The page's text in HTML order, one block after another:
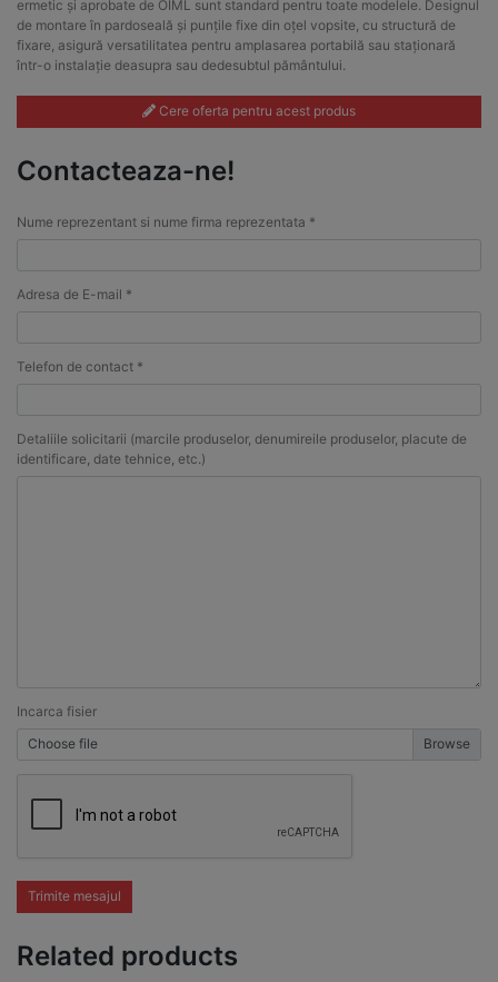
ermetic și aprobate de OIML sunt standard pentru toate modelele. Designul
de montare în pardoseală și punțile fixe din oțel vopsite, cu structură de
fixare, asigură versatilitatea pentru amplasarea portabilă sau staționară
într-o instalație deasupra sau dedesubtul pământului.
Cere oferta pentru acest produs
Contacteaza-ne!
Nume reprezentant si nume firma reprezentata *
Adresa de E-mail *
Telefon de contact *
Detaliile solicitarii (marcile produselor, denumireile produselor, placute de
identificare, date tehnice, etc.)
Incarca fisier
Choose file
Trimite mesajul
Related products